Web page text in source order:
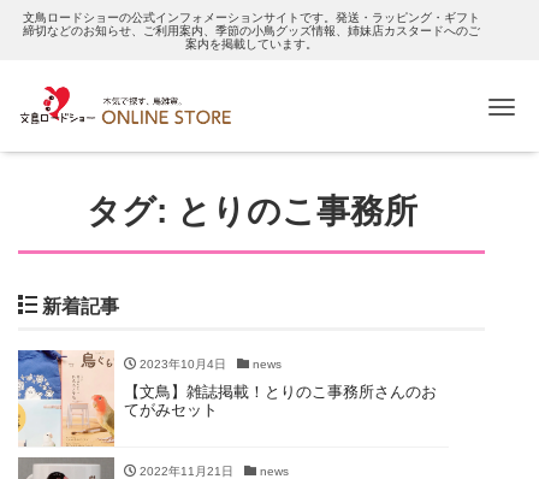
文鳥ロードショーの公式インフォメーションサイトです。発送・ラッピング・ギフト
締切などのお知らせ、ご利用案内、季節の小鳥グッズ情報、姉妹店カスタードへのご
案内を掲載しています。
タグ: とりのこ事務所
新着記事
2023年10月4日 news
【文鳥】雑誌掲載！とりのこ事務所さんのお
てがみセット
2022年11月21日 news